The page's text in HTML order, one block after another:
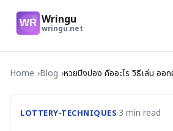
WR Wringu
wringu.net
Home Blog หวยปิงปอง คืออะไร วิธีเล่น อ
LOTTERY-TECHNIQUES·3 min read